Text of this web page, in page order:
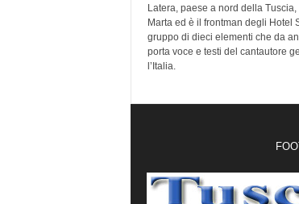
Latera, paese a nord della
Marta ed è il frontman degli Hotel
gruppo di dieci elementi che da
porta voce e testi del cantautore
l’Italia.